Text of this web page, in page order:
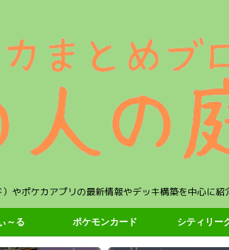
やポケカアプリの最新情報やデッキ構築を中心に紹
～る ポケモンカード シティリー